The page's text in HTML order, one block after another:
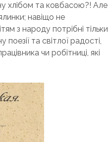
хлібом та ковбасою?! Але
навіщо не
з народу потрібні тільки
та світлої радості,
чи робітниці, які